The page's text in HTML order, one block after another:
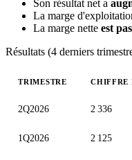
Son résultat net a
La marge
La marge nette est
Résultats (4 derniers
TRIMESTRE CHIFFRE
2Q2026 2 336
1Q2026 2 125